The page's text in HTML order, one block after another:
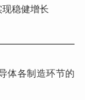
稳健增长
体各制造环节的